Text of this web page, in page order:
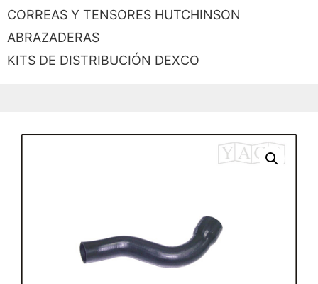
CORREAS Y TENSORES HUTCHINSON
ABRAZADERAS
KITS DE DISTRIBUCIÓN DEXCO